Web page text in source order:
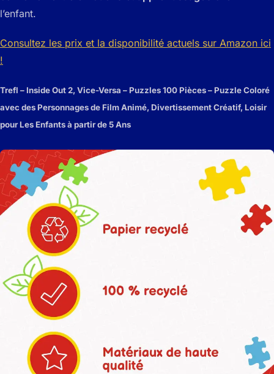
l’enfant.
Consultez les prix et la disponibilité actuels sur Amazon ici
!
Trefl – Inside Out 2, Vice-Versa – Puzzles 100 Pièces – Puzzle Coloré
avec des Personnages de Film Animé, Divertissement Créatif, Loisir
pour Les Enfants à partir de 5 Ans